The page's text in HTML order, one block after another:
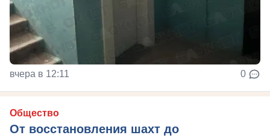
вчера в 12:11 0
Общество
От восстановления шахт до